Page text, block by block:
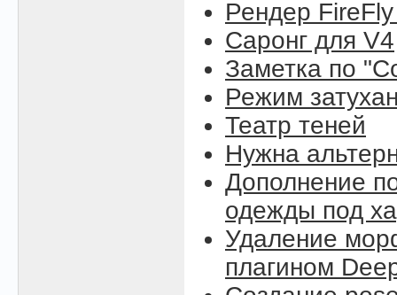
Рендер
Саронг для V4
Заметка по
Режим
Театр теней
Нужна
Дополнение
одежды под
Удаление
плагином